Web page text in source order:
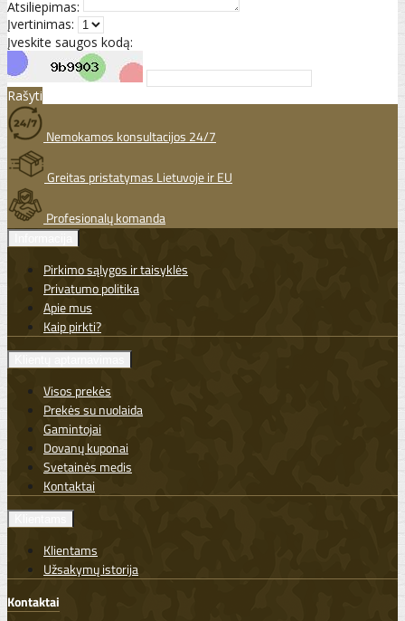
Atsiliepimas:
Įvertinimas:
Įveskite saugos kodą:
Rašyti
Nemokamos konsultacijos 24/7
Greitas pristatymas Lietuvoje ir EU
Profesionalų komanda
Pirkimo sąlygos ir taisyklės
Privatumo politika
Apie mus
Kaip pirkti?
Visos prekės
Prekės su nuolaida
Gamintojai
Dovanų kuponai
Svetainės medis
Kontaktai
Klientams
Užsakymų istorija
Kontaktai